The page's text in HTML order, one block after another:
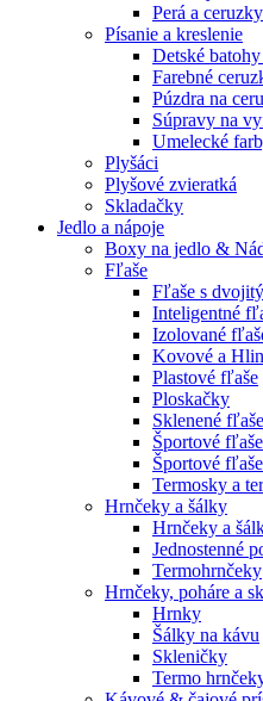
Perá a
Písanie a kreslenie
Detské
Farebné
Púzdra na
Súpravy na
Umelecké
Plyšáci
Plyšové zvieratká
Skladačky
Jedlo a nápoje
Boxy na jedlo &
Fľaše
Fľaše s
Inteligentné
Izolované
Kovové a
Plastové fľaše
Ploskačky
Sklenené fľaše
Športové fľaše
Športové
Termosky a
Hrnčeky a šálky
Hrnčeky a
Jednostenné
Termohrnčeky
Hrnčeky, poháre a
Hrnky
Šálky na kávu
Skleničky
Termo